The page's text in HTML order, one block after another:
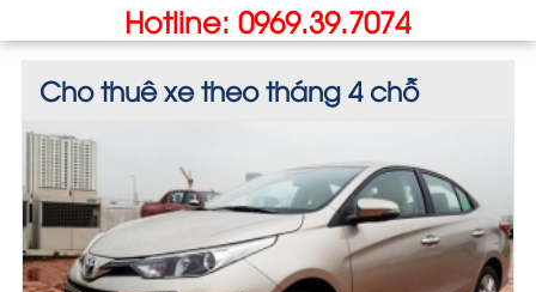
Hotline: 0969.39.7074
Cho thuê xe theo tháng 4 chỗ